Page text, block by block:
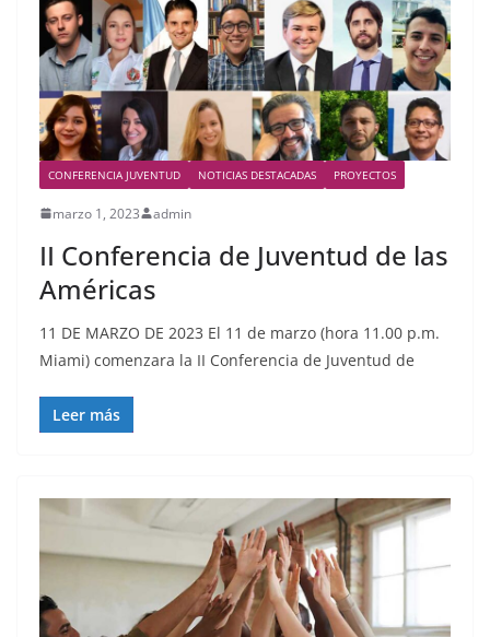
CONFERENCIA JUVENTUD NOTICIAS DESTACADAS PROYECTOS
marzo 1, 2023 admin
II Conferencia de Juventud de las
Américas
11 DE MARZO DE 2023 El 11 de marzo (hora 11.00 p.m.
Miami) comenzara la II Conferencia de Juventud de
Leer más